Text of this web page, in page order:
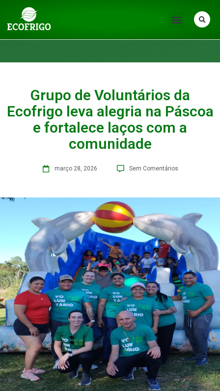
Grupo de Voluntários da
Ecofrigo leva alegria na Páscoa
e fortalece laços com a
comunidade
março 28, 2026 Sem Comentários